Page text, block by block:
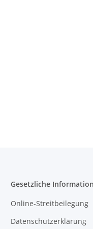
Gesetzliche
Online-Streitbeilegung
Datenschutzerklärung